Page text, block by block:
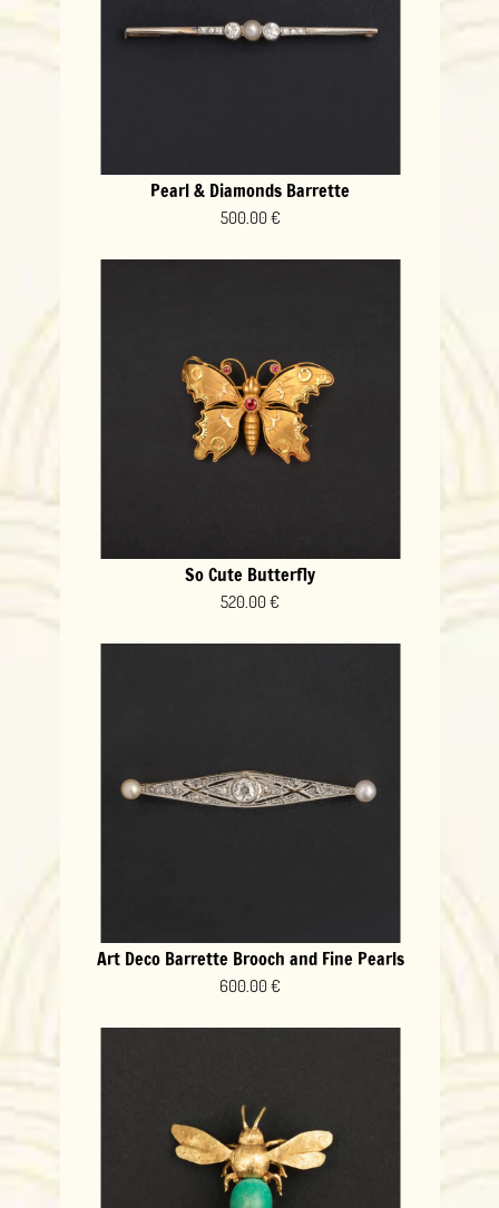
Pearl & Diamonds Barrette
500.00 €
So Cute Butterfly
520.00 €
Art Deco Barrette Brooch and Fine Pearls
600.00 €